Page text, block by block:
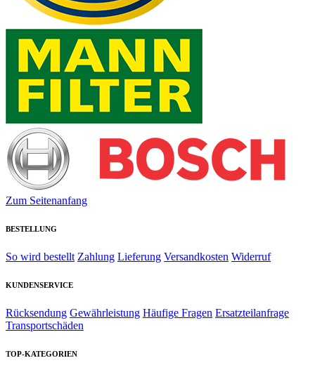
Zum Seitenanfang
BESTELLUNG
So wird bestellt Zahlung Lieferung Versandkosten Widerruf
KUNDENSERVICE
Rücksendung Gewährleistung Häufige Fragen Ersatzteilanfrage
Transportschäden
TOP-KATEGORIEN